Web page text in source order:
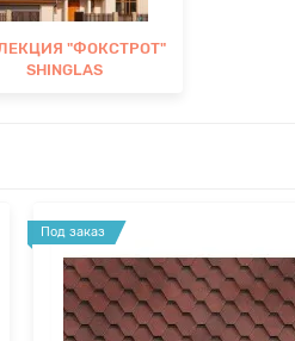
"ФОКСТРОТ"
SHINGLAS
Под заказ